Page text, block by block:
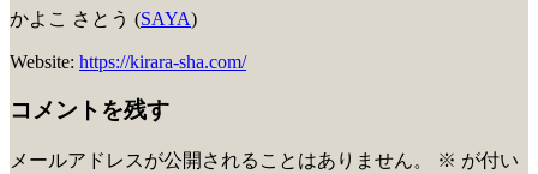
かよこ さとう (SAYA)
Website: https://kirara-sha.com/
コメントを残す
メールアドレスが公開されることはありません。 ※ が付い